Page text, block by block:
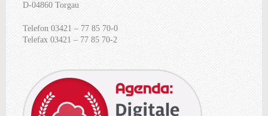
D-04860 Torgau
Telefon 03421 – 77 85 70-0
Telefax 03421 – 77 85 70-2